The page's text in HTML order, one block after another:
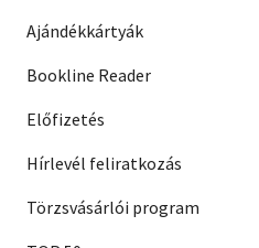
Ajándékkártyák
Bookline Reader
Előfizetés
Hírlevél feliratkozás
Törzsvásárlói program